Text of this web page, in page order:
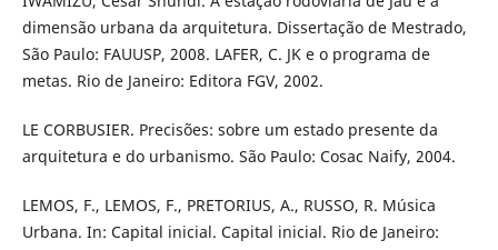
dimensão urbana da arquitetura. Dissertação de Mestrado,
São Paulo: FAUUSP, 2008. LAFER, C. JK e o programa de
metas. Rio de Janeiro: Editora FGV, 2002.
LE CORBUSIER. Precisões: sobre um estado presente da
arquitetura e do urbanismo. São Paulo: Cosac Naify, 2004.
LEMOS, F., LEMOS, F., PRETORIUS, A., RUSSO, R. Música
Urbana. In: Capital inicial. Capital inicial. Rio de Janeiro: